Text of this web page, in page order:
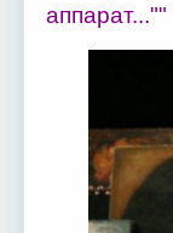
аппарат...""